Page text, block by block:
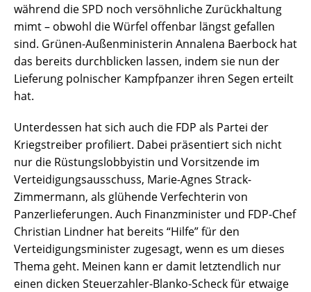
während die SPD noch versöhnliche Zurückhaltung
mimt – obwohl die Würfel offenbar längst gefallen
sind. Grünen-Außenministerin Annalena Baerbock hat
das bereits durchblicken lassen, indem sie nun der
Lieferung polnischer Kampfpanzer ihren Segen erteilt
hat.
Unterdessen hat sich auch die FDP als Partei der
Kriegstreiber profiliert. Dabei präsentiert sich nicht
nur die Rüstungslobbyistin und Vorsitzende im
Verteidigungsausschuss, Marie-Agnes Strack-
Zimmermann, als glühende Verfechterin von
Panzerlieferungen. Auch Finanzminister und FDP-Chef
Christian Lindner hat bereits “Hilfe” für den
Verteidigungsminister zugesagt, wenn es um dieses
Thema geht. Meinen kann er damit letztendlich nur
einen dicken Steuerzahler-Blanko-Scheck für etwaige